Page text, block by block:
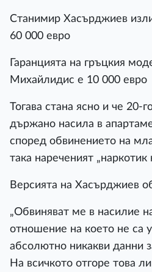
Станимир Хасърджиев
60 000 евро
Гаранцията на гръцкия
Михайлидис е 10 000 евро
Тогава стана ясно и че
държано насила в
според обвинението на
така нареченият „наркотик
Версията на Хасърджиев
„Обвиняват ме в насилие
отношение на което не са
абсолютно никакви данни
На всичкото отгоре това